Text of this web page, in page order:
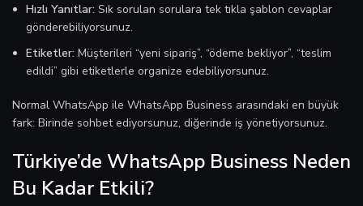
Hızlı Yanıtlar: Sık sorulan sorulara tek tıkla şablon cevaplar
gönderebiliyorsunuz.
Etiketler: Müşterileri “yeni sipariş”, “ödeme bekliyor”, “teslim
edildi” gibi etiketlerle organize edebiliyorsunuz.
Normal WhatsApp ile WhatsApp Business arasındaki en büyük
fark: Birinde sohbet ediyorsunuz, diğerinde iş yönetiyorsunuz.
Türkiye’de WhatsApp Business Neden
Bu Kadar Etkili?